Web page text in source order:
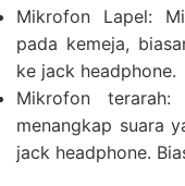
Mikrofon Lapel:
pada kemeja,
ke jack headphone.
Mikrofon
menangkap suara
jack headphone.